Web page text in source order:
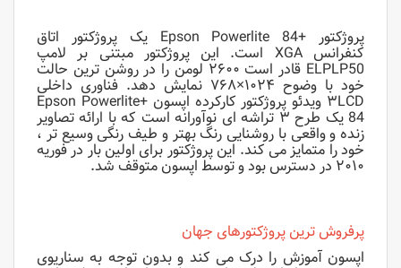
پروژکتور +Epson Powerlite 84 یک پروژکتور اتاق
کنفرانس XGA است. این پروژکتور مبتنی بر لامپ
ELPLP50 قادر است ۲۶۰۰ لومن را در روشن ترین حالت
خود با وضوح ۱۰۲۴×۷۶۸ نمایش دهد. فناوری داخلی
۳LCD ویدئو پروژکتور کارکرده اپسون +Epson Powerlite
84 یک طرح ۳ تراشه ای نوآورانه است که با ارائه تصاویر
زنده و واقعی با روشنایی رنگ بهتر و طیف رنگی وسیع تر ،
خود را متمایز می کند. این پروژکتور برای اولین بار در فوریه
۲۰۱۰ در دسترس بود و توسط اپسون متوقف شد.
پرفروش ترین پروژکتورهای جهان
اپسون آموزش را درک می کند و بدون توجه به سناریوی